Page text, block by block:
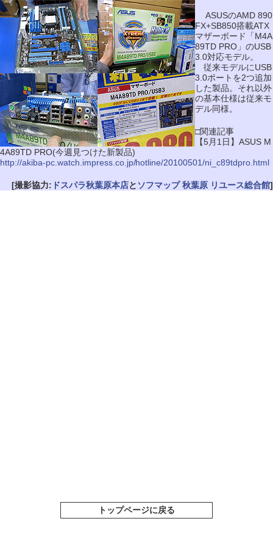
ASUSのAMD 890
FX+SB850搭載ATX
マザーボード「M4A
89TD PRO」のUSB
3.0対応モデル。
従来モデルにUSB
3.0ポートを2つ追加
した製品。それ以外
の基本仕様は従来モ
デル同様。
□関連記事
【5月1日】ASUS M
4A89TD PRO(今週見つけた新製品)
http://akiba-pc.watch.impress.co.jp/hotline/20100501/ni_c89tdpro.html
[撮影協力: ドスパラ秋葉原本店と ソフマップ 秋葉原 リユース総合館]
トップページに戻る